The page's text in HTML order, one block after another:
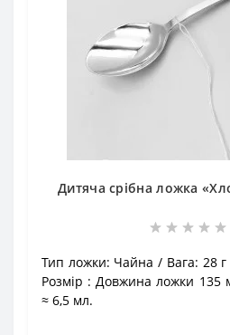
Дитяча срібна ложка
Тип ложки: Чайна Вага: 28 г
Розмір : Довжина ложки 135
≈ 6,5 мл.